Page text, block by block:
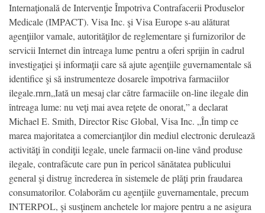
Internaţională de Intervenţie Împotriva Contrafacerii Produselor
Medicale (IMPACT). Visa Inc. şi Visa Europe s-au alăturat
agenţiilor vamale, autorităţilor de reglementare şi furnizorilor de
servicii Internet din întreaga lume pentru a oferi sprijin în cadrul
investigaţiei şi informaţii care să ajute agenţiile guvernamentale să
identifice şi să instrumenteze dosarele împotriva farmaciilor
ilegale.rnrn„Iată un mesaj clar către farmaciile on-line ilegale din
întreaga lume: nu veţi mai avea reţete de onorat,” a declarat
Michael E. Smith, Director Risc Global, Visa Inc. „În timp ce
marea majoritatea a comercianţilor din mediul electronic derulează
activităţi în condiţii legale, unele farmacii on-line vând produse
ilegale, contrafăcute care pun în pericol sănătatea publicului
general şi distrug încrederea în sistemele de plăţi prin fraudarea
consumatorilor. Colaborăm cu agenţiile guvernamentale, precum
INTERPOL, şi susţinem anchetele lor majore pentru a ne asigura